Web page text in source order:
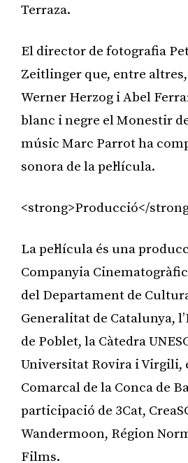
Terraza.
El director de fotografia
Zeitlinger que, entre
Werner Herzog i Abel
blanc i negre el Monestir
músic Marc Parrot ha
sonora de la pel·lícula.
<strong>Producció</
La pel·lícula és una
Companyia
del Departament de
Generalitat de Catalunya,
de Poblet, la Càtedra
Universitat Rovira i Virgili,
Comarcal de la Conca de
participació de 3Cat,
Wandermoon, Région
Films.